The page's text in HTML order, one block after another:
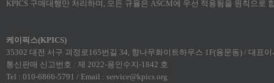
KPICS 구매대행만 처리하며, 모든 규율은 ASCM에 우선 적용됨을 원칙으로
케이픽스(KPICS)
35302 대전 서구 괴정로165번길 34, 향나무화이트하우스 1F(용문동) / 대표
통신판매 신고번호 : 제 2022-용인수지-1842 호
Tel : 010-6866-5791 / Email : service@kpics.org